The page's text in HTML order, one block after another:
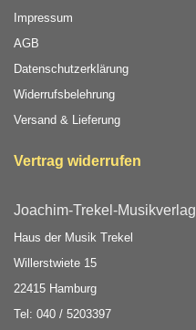
Impressum
AGB
Datenschutzerklärung
Widerrufsbelehrung
Versand & Lieferung
Vertrag widerrufen
Joachim-Trekel-Musikverlag
Haus der Musik Trekel
Willerstwiete 15
22415 Hamburg
Tel: 040 / 5203397